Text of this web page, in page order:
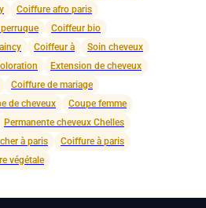
Coiffure afro paris
perruque
Coiffeur bio
Coiffeur à
Soin cheveux
Extension de cheveux
Coiffure de mariage
de cheveux
Coupe femme
Permanente cheveux Chelles
à paris
Coiffure à paris
végétale